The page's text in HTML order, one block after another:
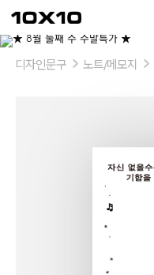
텐
바
텐
디자인문구 노트/메모지